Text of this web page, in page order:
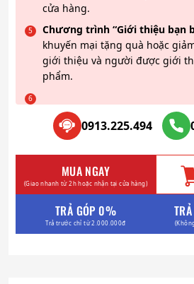
cửa hàng.
Chương trình “Giới thiệu bạn
khuyến mại tặng quà hoặc
giới thiệu và người được giới
phẩm.
0913.225.494
MUA NGAY
(Giao nhanh từ 2h hoặc nhận tại cửa hàng)
TRẢ GÓP 0%
Trả trước chỉ từ 2.000.000đ